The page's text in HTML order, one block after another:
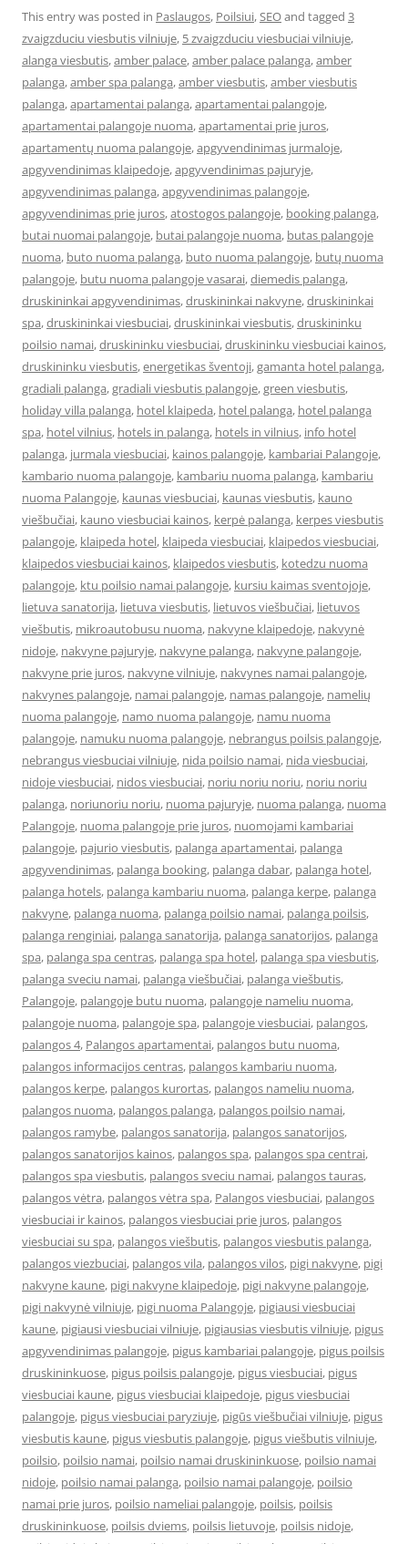
This entry was posted in Paslaugos, Poilsiui,SEOand tagged 3
zvaigzduciu viesbutis vilniuje, 5 zvaigzduciu viesbuciai vilniuje,
alanga viesbutis,amber palace,amber palace palanga,amber
palanga,amber spa palanga,amber viesbutis,amber viesbutis
palanga,apartamentai palanga,apartamentai palangoje,
apartamentai palangoje nuoma,apartamentai prie juros,
apartamentų nuoma palangoje,apgyvendinimas jurmaloje,
apgyvendinimas klaipedoje,apgyvendinimas pajuryje,
apgyvendinimas palanga,apgyvendinimas palangoje,
apgyvendinimas prie juros,atostogos palangoje, booking palanga,
butai nuomai palangoje, butai palangoje nuoma, butas palangoje
nuoma, buto nuoma palanga, buto nuoma palangoje, butų nuoma
palangoje, butu nuoma palangoje vasarai,diemedis palanga,
druskininkai apgyvendinimas,druskininkai nakvyne,druskininkai
spa,druskininkai viesbuciai,druskininkai viesbutis,druskininku
poilsio namai,druskininku viesbuciai,druskininku viesbuciai kainos,
druskininku viesbutis,energetikas šventoji,gamanta hotel palanga,
gradiali palanga,gradiali viesbutis palangoje,green viesbutis,
holiday villa palanga, hotel klaipeda, hotel palanga, hotel palanga
spa, hotel vilnius, hotels in palanga, hotels in vilnius, info hotel
palanga, jurmala viesbuciai, kainos palangoje, kambariai Palangoje,
kambario nuoma palangoje, kambariu nuoma palanga, kambariu
nuoma Palangoje, kaunas viesbuciai, kaunas viesbutis, kauno
viešbučiai, kauno viesbuciai kainos, kerpė palanga, kerpes viesbutis
palangoje, klaipeda hotel, klaipeda viesbuciai, klaipedos viesbuciai,
klaipedos viesbuciai kainos, klaipedos viesbutis, kotedzu nuoma
palangoje, ktu poilsio namai palangoje, kursiu kaimas sventojoje,
lietuva sanatorija, lietuva viesbutis, lietuvos viešbučiai, lietuvos
viešbutis, mikroautobusu nuoma, nakvyne klaipedoje, nakvynė
nidoje, nakvyne pajuryje, nakvyne palanga, nakvyne palangoje,
nakvyne prie juros, nakvyne vilniuje, nakvynes namai palangoje,
nakvynes palangoje, namai palangoje, namas palangoje, namelių
nuoma palangoje, namo nuoma palangoje, namu nuoma
palangoje, namuku nuoma palangoje, nebrangus poilsis palangoje,
nebrangus viesbuciai vilniuje, nida poilsio namai, nida viesbuciai,
nidoje viesbuciai, nidos viesbuciai, noriu noriu noriu, noriu noriu
palanga, noriunoriu noriu, nuoma pajuryje, nuoma palanga, nuoma
Palangoje, nuoma palangoje prie juros, nuomojami kambariai
palangoje, pajurio viesbutis, palanga apartamentai, palanga
apgyvendinimas, palanga booking, palanga dabar, palanga hotel,
palanga hotels, palanga kambariu nuoma, palanga kerpe, palanga
nakvyne, palanga nuoma, palanga poilsio namai, palanga poilsis,
palanga renginiai, palanga sanatorija, palanga sanatorijos, palanga
spa, palanga spa centras, palanga spa hotel, palanga spa viesbutis,
palanga sveciu namai, palanga viešbučiai, palanga viešbutis,
Palangoje, palangoje butu nuoma, palangoje nameliu nuoma,
palangoje nuoma, palangoje spa, palangoje viesbuciai, palangos,
palangos 4, Palangos apartamentai, palangos butu nuoma,
palangos informacijos centras, palangos kambariu nuoma,
palangos kerpe, palangos kurortas, palangos nameliu nuoma,
palangos nuoma, palangos palanga, palangos poilsio namai,
palangos ramybe, palangos sanatorija, palangos sanatorijos,
palangos sanatorijos kainos, palangos spa, palangos spa centrai,
palangos spa viesbutis, palangos sveciu namai, palangos tauras,
palangos vėtra, palangos vėtra spa, Palangos viesbuciai, palangos
viesbuciai ir kainos, palangos viesbuciai prie juros, palangos
viesbuciai su spa, palangos viešbutis, palangos viesbutis palanga,
palangos viezbuciai, palangos vila, palangos vilos, pigi nakvyne, pigi
nakvyne kaune, pigi nakvyne klaipedoje, pigi nakvyne palangoje,
pigi nakvynė vilniuje, pigi nuoma Palangoje, pigiausi viesbuciai
kaune, pigiausi viesbuciai vilniuje, pigiausias viesbutis vilniuje, pigus
apgyvendinimas palangoje, pigus kambariai palangoje, pigus poilsis
druskininkuose, pigus poilsis palangoje, pigus viesbuciai, pigus
viesbuciai kaune, pigus viesbuciai klaipedoje, pigus viesbuciai
palangoje, pigus viesbuciai paryziuje, pigūs viešbučiai vilniuje, pigus
viesbutis kaune, pigus viesbutis palangoje, pigus viešbutis vilniuje,
poilsio, poilsio namai, poilsio namai druskininkuose, poilsio namai
nidoje, poilsio namai palanga, poilsio namai palangoje, poilsio
namai prie juros, poilsio nameliai palangoje, poilsis, poilsis
druskininkuose, poilsis dviems, poilsis lietuvoje, poilsis nidoje,